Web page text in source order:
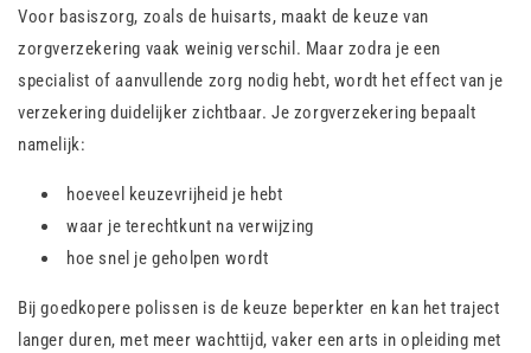
Voor basiszorg, zoals de huisarts, maakt de keuze van
zorgverzekering vaak weinig verschil. Maar zodra je een
specialist of aanvullende zorg nodig hebt, wordt het effect van je
verzekering duidelijker zichtbaar. Je zorgverzekering bepaalt
namelijk:
hoeveel keuzevrijheid je hebt
waar je terechtkunt na verwijzing
hoe snel je geholpen wordt
Bij goedkopere polissen is de keuze beperkter en kan het traject
langer duren, met meer wachttijd, vaker een arts in opleiding met